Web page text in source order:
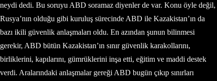
neydi dedi. Bu soruyu ABD soramaz diyenler de var. Konu öyle değil,
Rusya’nın olduğu gibi kuruluş sürecinde ABD ile Kazakistan’ın da
bazı ikili güvenlik anlaşmaları oldu. En azından şunun bilinmesi
gerekir, ABD bütün Kazakistan’ın sınır güvenlik karakollarını,
birliklerini, kapılarını, gümrüklerini inşa etti, eğitim ve maddi destek
verdi. Aralarındaki anlaşmalar gereği ABD bugün çıkıp sınırları